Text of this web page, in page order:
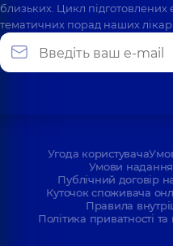
близьких. Цикл
тематичних порад наших
Угода користувача
Умови надання
Публічний договір
Куточок споживача
Правила
Політика приватності